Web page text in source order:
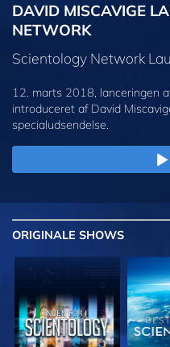
DAVID MISCAVIGE
NETWORK
Scientology Network
12. marts 2018, lanceringen
introduceret af David
specialudsendelse.
ORIGINALE SHOWS